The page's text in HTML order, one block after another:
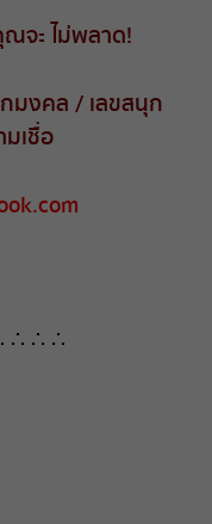
จะไม่พลาด!
มงคล/ เลขสนุก
เชื่อ
∴ ∴ ∴